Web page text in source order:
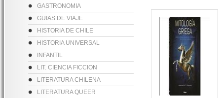
GASTRONOMIA
GUIAS DE VIAJE
HISTORIA DE CHILE
HISTORIA UNIVERSAL
INFANTIL
LIT. CIENCIA FICCION
LITERATURA CHILENA
LITERATURA QUEER